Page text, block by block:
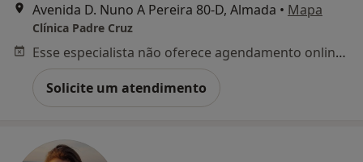
Avenida D. Nuno A Pereira 80-D, Almada • Mapa
Clínica Padre Cruz
Esse especialista não oferece agendamento online para esse endereço.
Solicite um atendimento